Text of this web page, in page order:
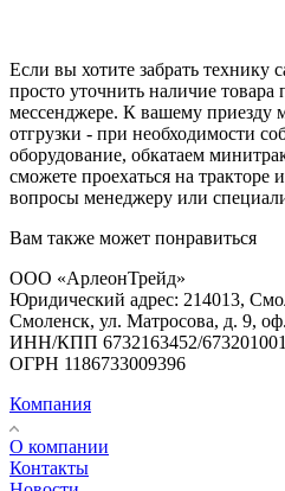
Если вы хотите забрать технику
просто уточнить наличие
мессенджере. К вашему приезду
отгрузки - при необходимости
оборудование, обкатаем
сможете проехаться на тракторе
вопросы менеджеру или
Вам также может понравиться
ООО «АрлеонТрейд»
Юридический адрес: 214013,
Смоленск, ул. Матросова, д. 9,
ИНН/КПП 6732163452/673201001
ОГРН 1186733009396
Компания
О компании
Контакты